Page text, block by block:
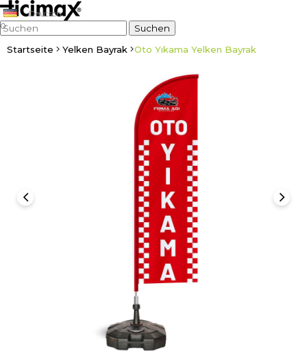
Deutsch
0
Startseite Yelken Bayrak Oto Yıkama Yelken Bayrak